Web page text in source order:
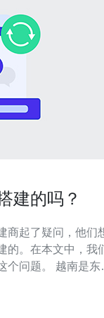
建的吗？
商起了疑问，他们
的。在本文中，我
越南是东南
多的企业和个人开